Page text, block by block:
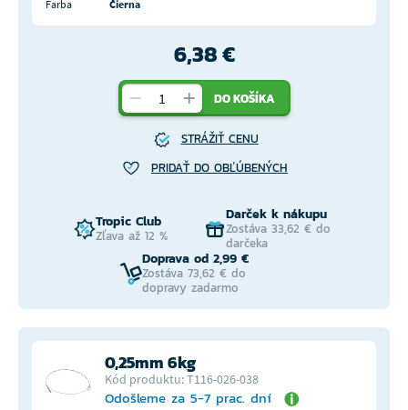
Farba Čierna
6,38 €
DO KOŠÍKA
STRÁŽIŤ CENU
PRIDAŤ DO OBĽÚBENÝCH
Tropic Club
Zľava až 12 %
Darček k nákupu
Zostáva 33,62 € do
darčeka
Doprava od 2,99 €
Zostáva 73,62 € do
dopravy zadarmo
0,25mm 6kg
Kód produktu: T116-026-038
Odošleme za 5-7 prac. dní